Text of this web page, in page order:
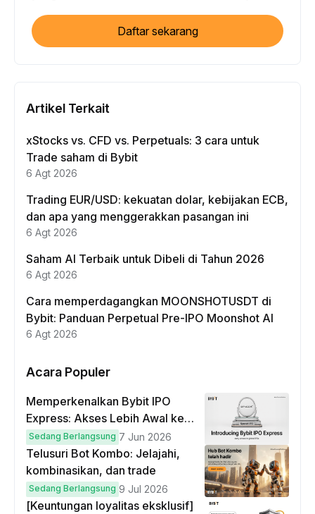
Daftar sekarang
Artikel Terkait
xStocks vs. CFD vs. Perpetuals: 3 cara untuk
Trade saham di Bybit
6 Agt 2026
Trading EUR/USD: kekuatan dolar, kebijakan ECB,
dan apa yang menggerakkan pasangan ini
6 Agt 2026
Saham AI Terbaik untuk Dibeli di Tahun 2026
6 Agt 2026
Cara memperdagangkan MOONSHOTUSDT di
Bybit: Panduan Perpetual Pre-IPO Moonshot AI
6 Agt 2026
Acara Populer
Memperkenalkan Bybit IPO
Express: Akses Lebih Awal ke
IPO Global!
Sedang Berlangsung 7 Jun 2026
Telusuri Bot Kombo: Jelajahi,
kombinasikan, dan trade
Sedang Berlangsung 9 Jul 2026
[Keuntungan loyalitas eksklusif]